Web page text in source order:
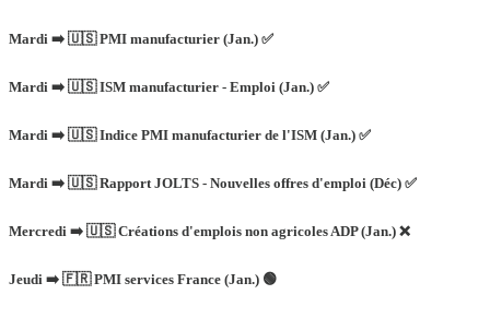
Mardi ➡️ 🇺🇸 PMI manufacturier (Jan.) ✅
Mardi ➡️ 🇺🇸 ISM manufacturier - Emploi (Jan.) ✅
Mardi ➡️ 🇺🇸 Indice PMI manufacturier de l'ISM (Jan.) ✅
Mardi ➡️ 🇺🇸 Rapport JOLTS - Nouvelles offres d'emploi (Déc) ✅
Mercredi ➡️ 🇺🇸 Créations d'emplois non agricoles ADP (Jan.) ❌
Jeudi ➡️ 🇫🇷 PMI services France (Jan.) 🟢